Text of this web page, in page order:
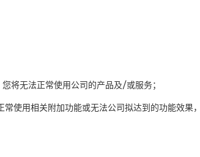
将无法正常使用公司的产品及/或服务；
使用相关附加功能或无法公司拟达到的功能效果